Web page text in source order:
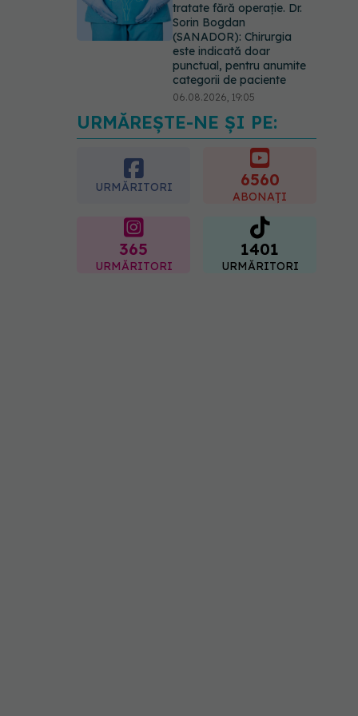
tratate fără operație. Dr.
Sorin Bogdan
(SANADOR): Chirurgia
este indicată doar
punctual, pentru anumite
categorii de paciente
06.08.2026, 19:05
EXCLUSIV Brahiterapie
vs radioterapie externă în
cancerul ginecologic. Dr.
Sorin Bogdan (SANADOR)
explică diferența și cum
acționează tratamentul
URMĂREȘTE-NE ȘI PE:
URMĂRITORI 6560
ABONAȚI
365
URMĂRITORI
1401
URMĂRITORI